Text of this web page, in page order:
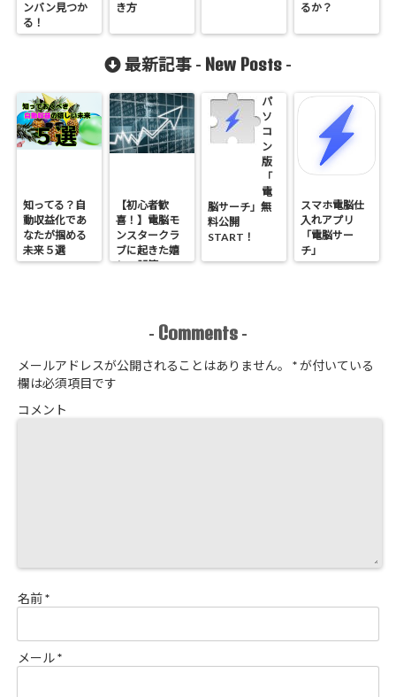
ンバン見つか
る！
き方
るか？
最新記事 - New Posts -
知ってる？自
動収益化であ
なたが掴める
未来５選
【初心者歓
喜！】電脳モ
ンスタークラ
ブに起きた嬉
しい誤算
パ
ソ
コ
ン
版
「
電
脳サーチ」無
料公開
START！
スマホ電脳仕
入れアプリ
「電脳サー
チ」
- Comments -
メールアドレスが公開されることはありません。 *が付いている
欄は必須項目です
コメント
名前*
メール*